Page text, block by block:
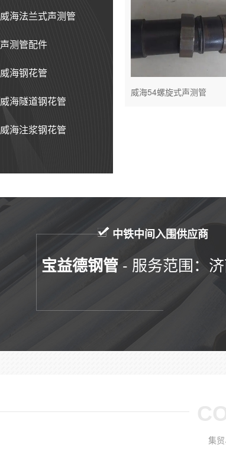
威海法兰式声测管
声测管配件
威海钢花管
威海隧道钢花管
威海注浆钢花管
威海54螺旋式声测管
中铁中间入围供应商
宝益德钢管- 服务范围：
集